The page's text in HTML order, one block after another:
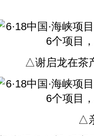
△谢启龙在茶
△